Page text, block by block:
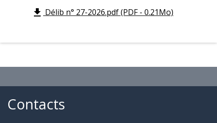
file_download Délib n° 27-2026.pdf (PDF - 0.21Mo)
Contacts